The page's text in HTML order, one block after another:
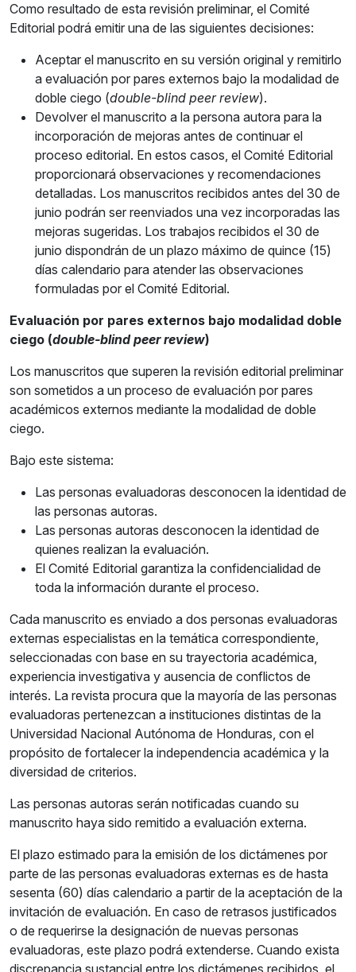
Como resultado de esta revisión preliminar, el Comité
Editorial podrá emitir una de las siguientes decisiones:
Aceptar el manuscrito en su versión original y remitirlo
a evaluación por pares externos bajo la modalidad de
doble ciego (double-blind peer review).
Devolver el manuscrito a la persona autora para la
incorporación de mejoras antes de continuar el
proceso editorial. En estos casos, el Comité Editorial
proporcionará observaciones y recomendaciones
detalladas. Los manuscritos recibidos antes del 30 de
junio podrán ser reenviados una vez incorporadas las
mejoras sugeridas. Los trabajos recibidos el 30 de
junio dispondrán de un plazo máximo de quince (15)
días calendario para atender las observaciones
formuladas por el Comité Editorial.
Evaluación por pares externos bajo modalidad doble
ciego (double-blind peer review)
Los manuscritos que superen la revisión editorial preliminar
son sometidos a un proceso de evaluación por pares
académicos externos mediante la modalidad de doble
ciego.
Bajo este sistema:
Las personas evaluadoras desconocen la identidad de
las personas autoras.
Las personas autoras desconocen la identidad de
quienes realizan la evaluación.
El Comité Editorial garantiza la confidencialidad de
toda la información durante el proceso.
Cada manuscrito es enviado a dos personas evaluadoras
externas especialistas en la temática correspondiente,
seleccionadas con base en su trayectoria académica,
experiencia investigativa y ausencia de conflictos de
interés. La revista procura que la mayoría de las personas
evaluadoras pertenezcan a instituciones distintas de la
Universidad Nacional Autónoma de Honduras, con el
propósito de fortalecer la independencia académica y la
diversidad de criterios.
Las personas autoras serán notificadas cuando su
manuscrito haya sido remitido a evaluación externa.
El plazo estimado para la emisión de los dictámenes por
parte de las personas evaluadoras externas es de hasta
sesenta (60) días calendario a partir de la aceptación de la
invitación de evaluación. En caso de retrasos justificados
o de requerirse la designación de nuevas personas
evaluadoras, este plazo podrá extenderse. Cuando exista